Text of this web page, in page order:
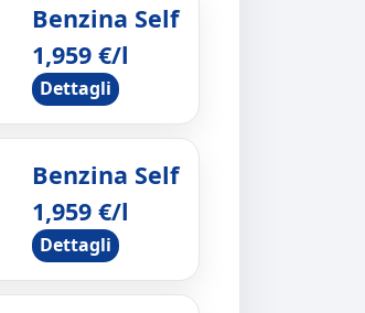
Benzina Self
1,959 €/l
Dettagli
Benzina Self
1,959 €/l
Dettagli